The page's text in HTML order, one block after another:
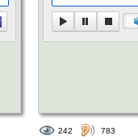
242 783